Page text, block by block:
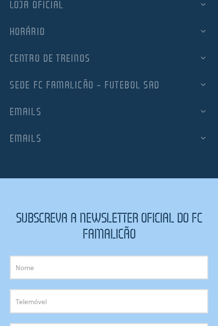
LOJA OFICIAL
HORÁRIO
CENTRO DE TREINOS
SEDE FC FAMALICÃO – FUTEBOL SAD
EMAILS
EMAILS
SUBSCREVA A NEWSLETTER OFICIAL DO FC
FAMALICÃO
Subscrição
Newsletter